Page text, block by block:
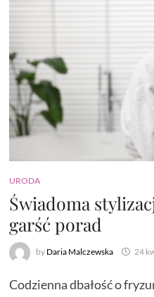
URODA
Świadoma
garść porad
by Daria Malczewska 24
Codzienna dbałość o